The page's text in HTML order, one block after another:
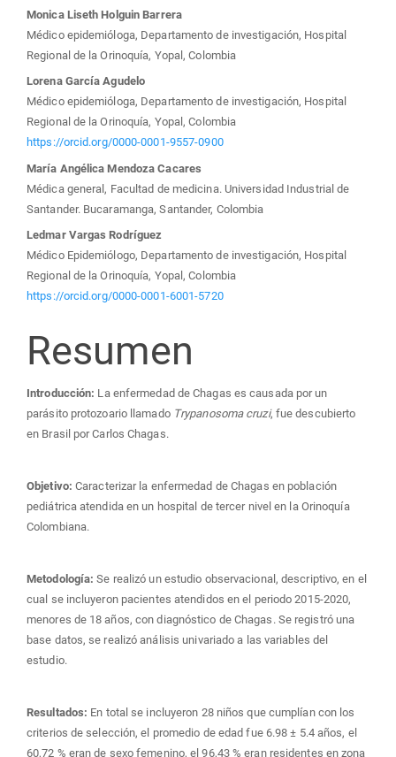
Contenido
principal
del
artículo
Monica Liseth Holguin Barrera
Médico epidemióloga, Departamento de investigación, Hospital
Regional de la Orinoquía, Yopal, Colombia
Lorena García Agudelo
Médico epidemióloga, Departamento de investigación, Hospital
Regional de la Orinoquía, Yopal, Colombia
https://orcid.org/0000-0001-9557-0900
María Angélica Mendoza Cacares
Médica general, Facultad de medicina. Universidad Industrial de
Santander. Bucaramanga, Santander, Colombia
Ledmar Vargas Rodríguez
Médico Epidemiólogo, Departamento de investigación, Hospital
Regional de la Orinoquía, Yopal, Colombia
https://orcid.org/0000-0001-6001-5720
Resumen
Introducción: La enfermedad de Chagas es causada por un
parásito protozoario llamado Trypanosoma cruzi, fue descubierto
en Brasil por Carlos Chagas.
Objetivo: Caracterizar la enfermedad de Chagas en población
pediátrica atendida en un hospital de tercer nivel en la Orinoquía
Colombiana.
Metodología:Se realizó un estudio observacional, descriptivo, en el
cual se incluyeron pacientes atendidos en el periodo 2015-2020,
menores de 18 años, con diagnóstico de Chagas. Se registró una
base datos, se realizó análisis univariado a las variables del
estudio.
Resultados: En total se incluyeron 28 niños que cumplían con los
criterios de selección, el promedio de edad fue 6.98 ± 5.4 años, el
60,72 % eran de sexo femenino, el 96,43 % eran residentes en zona